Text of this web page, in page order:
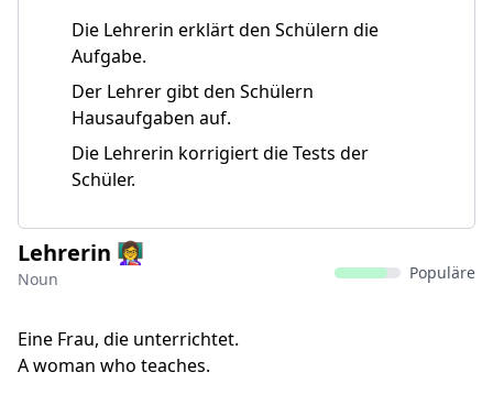
Die Lehrerin erklärt den Schülern die
Aufgabe.
Der Lehrer gibt den Schülern
Hausaufgaben auf.
Die Lehrerin korrigiert die Tests der
Schüler.
Lehrerin 👩‍🏫
Noun Populäre
Eine Frau, die unterrichtet.
A woman who teaches.